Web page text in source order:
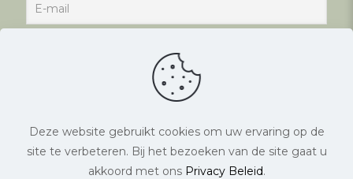
© Eten met Lay. Alle rechten voorbehouden. |
Deze website gebruikt cookies om uw ervaring op de
site te verbeteren. Bij het bezoeken van de site gaat u
akkoord met ons Privacy Beleid.